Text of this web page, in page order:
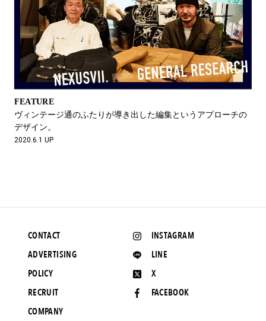
FEATURE
ヴィンテージ通のふたりが導き出した編集というアプローチの
デザイン。
2020.6.1 UP
INSTAGRAM
LINE
X
FACEBOOK
CONTACT
ADVERTISING
POLICY
RECRUIT
COMPANY